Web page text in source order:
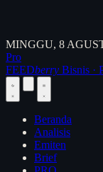
MINGGU, 8
Pro
FEEDberry Bisnis ·
Beranda
Analisis
Emiten
Brief